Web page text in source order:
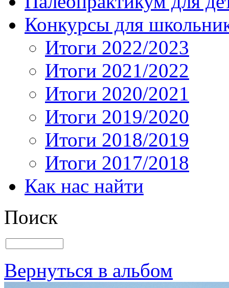
Конкурсы для
Итоги 2022/2023
Итоги 2021/2022
Итоги 2020/2021
Итоги 2019/2020
Итоги 2018/2019
Итоги 2017/2018
Как нас найти
Поиск
Вернуться в альбом